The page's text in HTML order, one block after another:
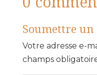
Soumettre
Votre adresse e-
champs